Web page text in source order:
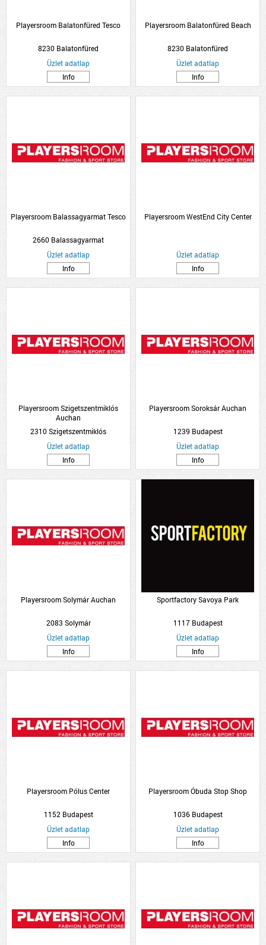
Playersroom Balatonfüred Tesco
8230 Balatonfüred
Üzlet adatlap
Info
Playersroom Balatonfüred Beach
8230 Balatonfüred
Üzlet adatlap
Info
Playersroom Balassagyarmat Tesco
2660 Balassagyarmat
Üzlet adatlap
Info
Playersroom WestEnd City Center
Üzlet adatlap
Info
Playersroom Szigetszentmiklós
Auchan
2310 Szigetszentmiklós
Üzlet adatlap
Info
Playersroom Soroksár Auchan
1239 Budapest
Üzlet adatlap
Info
Playersroom Solymár Auchan
2083 Solymár
Üzlet adatlap
Info
Sportfactory Savoya Park
1117 Budapest
Üzlet adatlap
Info
Playersroom Pólus Center
1152 Budapest
Üzlet adatlap
Info
Playersroom Óbuda Stop Shop
1036 Budapest
Üzlet adatlap
Info